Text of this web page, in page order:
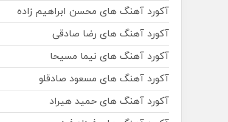
آکورد آهنگ های محسن ابراهیم زاده
آکورد آهنگ های رضا صادقی
آکورد آهنگ های نیما مسیحا
آکورد آهنگ های مسعود صادقلو
آکورد آهنگ های حمید هیراد